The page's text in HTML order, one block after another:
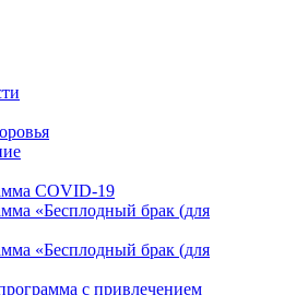
COVID-19
«Бесплодный брак (для
«Бесплодный брак (для
с привлечением